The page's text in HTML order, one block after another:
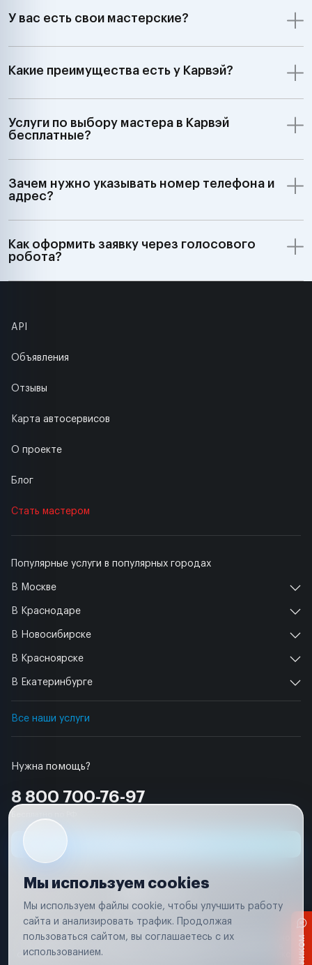
У вас есть свои мастерские?
Какие преимущества есть у Карвэй?
Услуги по выбору мастера в Карвэй
бесплатные?
Зачем нужно указывать номер телефона и
адрес?
Как оформить заявку через голосового
робота?
Нужна помощь?
8 800 700-76-97
Популярные услуги в популярных городах
В Москве
В Краснодаре
В Новосибирске
В Красноярске
В Екатеринбурге
Все наши услуги
API
Объявления
Отзывы
Карта автосервисов
О проекте
Блог
Стать мастером
Условия использования
Вся информация, представленная на сайте, носит исключительно
соответствии с положениями статьи 437 (п. 2) Гражданского кодекса
Мы используем cookies
Мы используем файлы cookie, чтобы улучшить работу
сайта и анализировать трафик. Продолжая
пользоваться сайтом, вы соглашаетесь с их
использованием.